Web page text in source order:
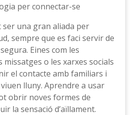
per connectar-se
una gran aliada per
sempre que es faci servir de
Eines com les
missatges o les xarxes socials
el contacte amb familiars i
lluny. Aprendre a usar
obrir noves formes de
la sensació d’aïllament.